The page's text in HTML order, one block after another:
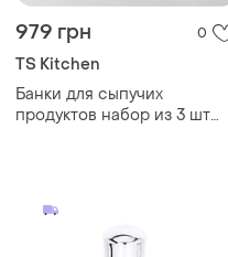
979 грн 0
TS Kitchen
Банки для сыпучих
продуктов набор из 3 шт